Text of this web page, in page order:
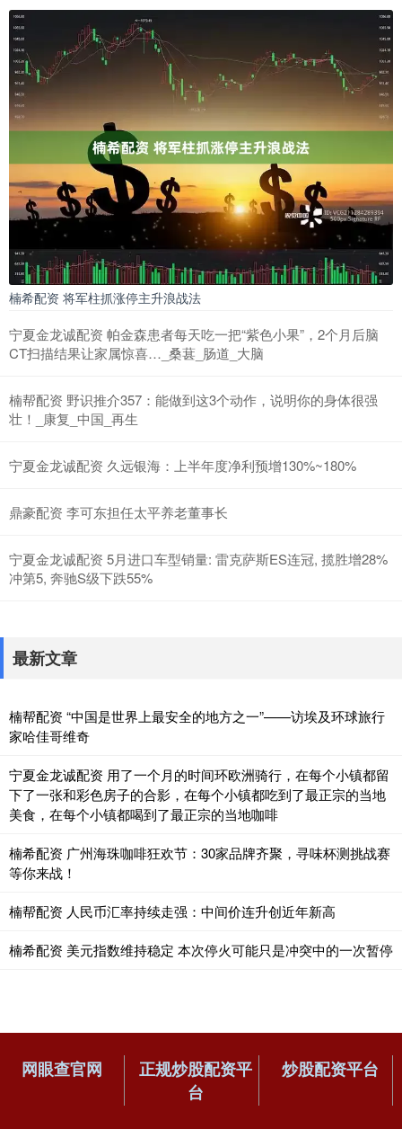
楠希配资 将军柱抓涨停主升浪战法
宁夏金龙诚配资 帕金森患者每天吃一把“紫色小果”，2个月后脑
CT扫描结果让家属惊喜…_桑葚_肠道_大脑
楠帮配资 野识推介357：能做到这3个动作，说明你的身体很强
壮！_康复_中国_再生
宁夏金龙诚配资 久远银海：上半年度净利预增130%~180%
鼎豪配资 李可东担任太平养老董事长
宁夏金龙诚配资 5月进口车型销量: 雷克萨斯ES连冠, 揽胜增28%
冲第5, 奔驰S级下跌55%
最新文章
楠帮配资 “中国是世界上最安全的地方之一”——访埃及环球旅行
家哈佳哥维奇
宁夏金龙诚配资 用了一个月的时间环欧洲骑行，在每个小镇都留
下了一张和彩色房子的合影，在每个小镇都吃到了最正宗的当地
美食，在每个小镇都喝到了最正宗的当地咖啡
楠希配资 广州海珠咖啡狂欢节：30家品牌齐聚，寻味杯测挑战赛
等你来战！
楠帮配资 人民币汇率持续走强：中间价连升创近年新高
楠希配资 美元指数维持稳定 本次停火可能只是冲突中的一次暂停
网眼查官网
正规炒股配资平
台
炒股配资平台